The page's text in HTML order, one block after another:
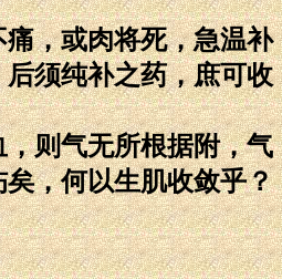
，或肉将死，急温补
须纯补之药，庶可收
则气无所根据附，气
，何以生肌收敛乎？